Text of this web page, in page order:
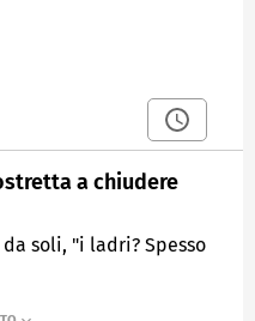
a chiudere
soli, "i ladri? Spesso